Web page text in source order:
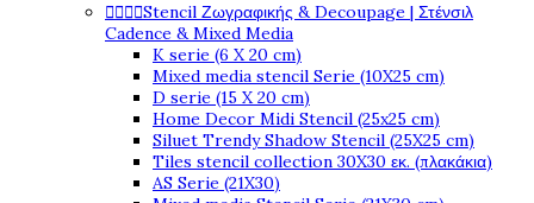
Stencil Ζωγραφικής & Decoupage | Στένσιλ
Cadence & Mixed Media
K serie (6 X 20 cm)
Mixed media stencil Serie (10X25 cm)
D serie (15 X 20 cm)
Home Decor Midi Stencil (25x25 cm)
Siluet Trendy Shadow Stencil (25X25 cm)
Tiles stencil collection 30X30 εκ. (πλακάκια)
AS Serie (21X30)